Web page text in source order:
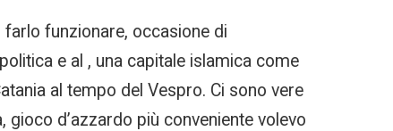
funzionare, occasione di
e al , una capitale islamica come
al tempo del Vespro. Ci sono vere
d’azzardo più conveniente volevo